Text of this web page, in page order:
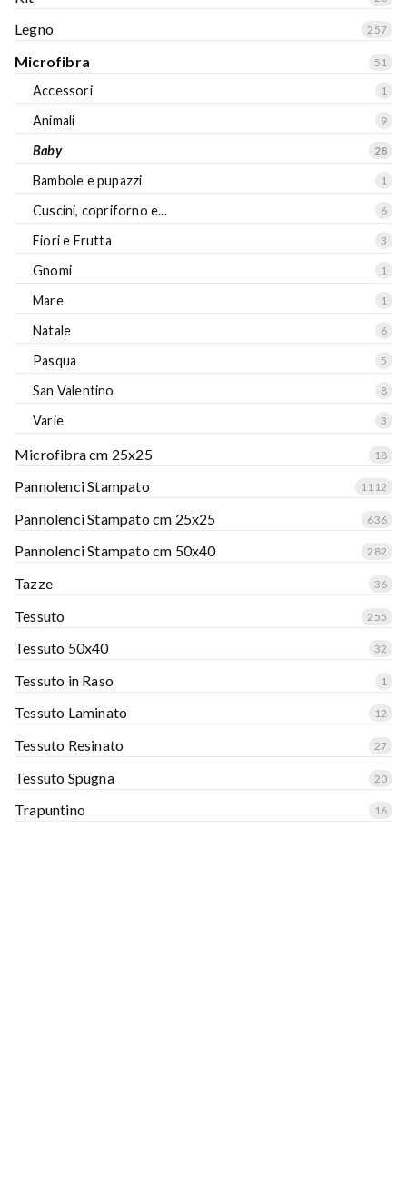
Legno 257
Microfibra 51
Accessori 1
Animali 9
Baby 28
Bambole e pupazzi 1
Cuscini, copriforno e... 6
Fiori e Frutta 3
Gnomi 1
Mare 1
Natale 6
Pasqua 5
San Valentino 8
Varie 3
Microfibra cm 25x25 18
Pannolenci Stampato 1112
Pannolenci Stampato cm 25x25 636
Pannolenci Stampato cm 50x40 282
Tazze 36
Tessuto 255
Tessuto 50x40 32
Tessuto in Raso 1
Tessuto Laminato 12
Tessuto Resinato 27
Tessuto Spugna 20
Trapuntino 16